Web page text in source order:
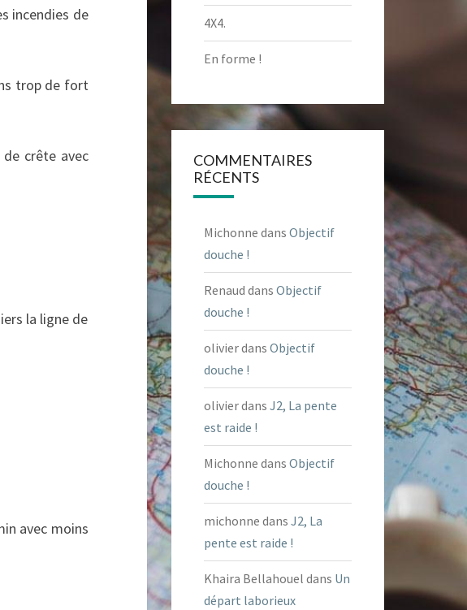
incendies de
trop de fort
crête avec
la ligne de
avec moins
4X4.
En forme !
COMMENTAIRES
RÉCENTS
Michonne dans Objectif
douche !
Renaud dans Objectif
douche !
olivierdans Objectif
douche !
olivierdans J2, La pente
est raide !
Michonne dans Objectif
douche !
michonne dans J2, La
pente est raide !
Khaira Bellahouel dans Un
départ laborieux